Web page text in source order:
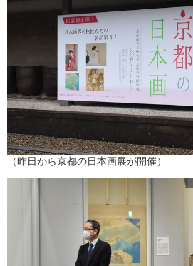
（昨日から京都の日本画展が開催）